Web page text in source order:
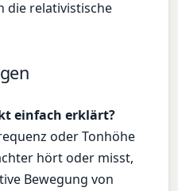
die relativistische
einfach erklärt?
oder Tonhöhe
hört oder misst,
Bewegung von